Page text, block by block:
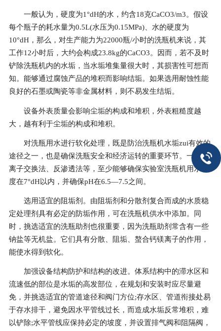
一般认为，硬度为1°dH的水，约含18克CaCO3/m3。假设
每个瓶子的耗水量为0.5L(水压为0.15MPa)、水的硬度为
10°dH，那么，对生产能力为22000瓶/小时的洗瓶机来说，其
工作12小时后，大约会构成23.8kg的CaCO3。因而，若不及时
铲除洗瓶机内的水垢，当水垢堆集量很大时，其损害性可想而
知。能够通过腐蚀产品的堆积而影响结垢。如果选用耐蚀性能
良好的石墨或陶瓷等非金属材料，则不易发生结垢。
设备外表质量会影响尘垢的构成和堆积，外表粗糙度越
大，越有利于尘垢的构成和堆积。
对洗瓶用水进行软化处理，既是防治洗瓶机水垢zui有效的
途径之一，也是确保洗瓶安全和经济运转的重要环节。一般有
离子交换法、反渗透法等，至少能够确保实验室洗瓶机用水硬
度在7°dH以内，并确保pH在6.5—7.5之间。
选用适宜的阻垢剂。由阻垢剂和分散剂复合而成的水质稳
定处理剂具有必定的防垢作用，可在洗瓶机供水中添加。同
时，挑选适宜的洗瓶助剂也很重要，因为洗瓶助剂常含有一些
钠盐等无机盐。它们具有分散、阻垢、螯合钙镁离子的作用，
能使水得到软化。
加强设备结构防护和结构的改进。体系结构中的滞水区和
流速低的部位是水垢的高发部位，在规划和安装时应尽量避
免，并挑选适宜的管道途径和阀门方位;存水区、管道衔接处易
于存水排干，避免因水平管线过长，而造成水垢反常堆积，难
以铲除;水平管线应保持必定的坡度，并设置排气阀和阻隔阀，